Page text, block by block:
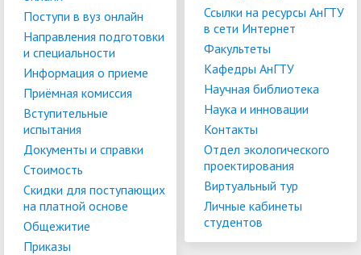
Поступи в вуз онлайн
Направления подготовки
и специальности
Информация о приеме
Приёмная комиссия
Вступительные
испытания
Документы и справки
Стоимость
Скидки для поступающих
на платной основе
Общежитие
Приказы
Ссылки на ресурсы АнГТУ
в сети Интернет
Факультеты
Кафедры АнГТУ
Научная библиотека
Наука и инновации
Контакты
Отдел экологического
проектирования
Виртуальный тур
Личные кабинеты
студентов